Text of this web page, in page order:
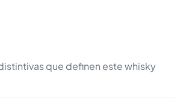
que definen este whisky